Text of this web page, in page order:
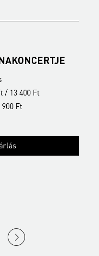
/ 13 400 Ft
Ft